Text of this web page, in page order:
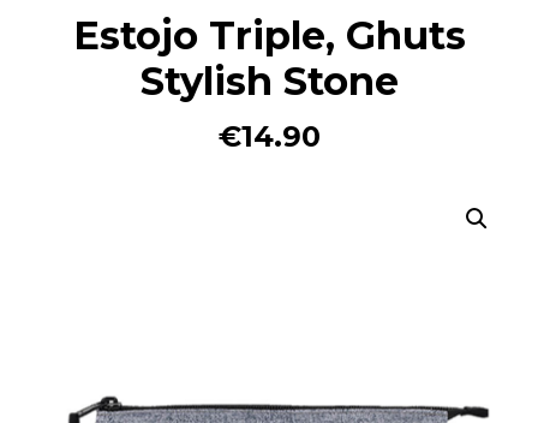
Estojo Triple, Ghuts
Stylish Stone
€14.90